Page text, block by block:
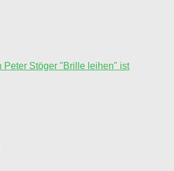
Peter Stöger "Brille leihen" ist